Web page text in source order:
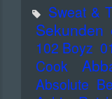
Sweat &
Sekunden
102 Boyz
Cook
Absolute